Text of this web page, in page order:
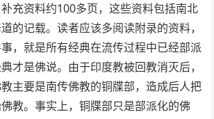
充资料约100多页，这些资料包括南北
的记载。读者应该多阅读附录的资料，
，就是所有经典在流传过程中已经部派
才是佛说。由于印度教被回教消灭后，
主要是南传佛教的铜牒部，造成后人把
教。事实上，铜牒部只是部派化的佛